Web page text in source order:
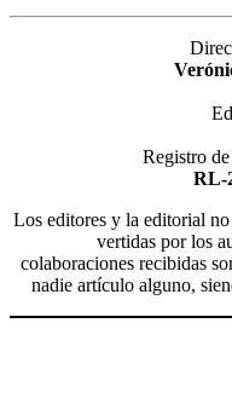
Registro
RL-
Los editores y la editorial no
vertidas por los
colaboraciones recibidas
nadie artículo alguno,